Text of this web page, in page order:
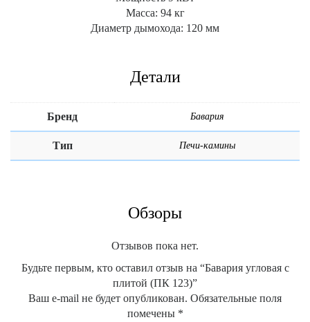
Масса: 94 кг
Диаметр дымохода: 120 мм
Детали
Бренд Бавария
Тип Печи-камины
Обзоры
Отзывов пока нет.
Будьте первым, кто оставил отзыв на “Бавария угловая с
плитой (ПК 123)”
Ваш e-mail не будет опубликован. Обязательные поля
помечены *